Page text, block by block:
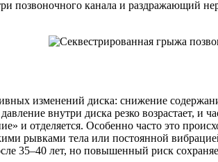
позвоночного канала и раздражающий
изменений диска: снижение
внутри диска резко возрастает,
и отделяется. Особенно часто это
рывками тела или постоянной
35–40 лет, но повышенный риск